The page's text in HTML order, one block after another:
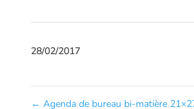
28/02/2017
← Agenda de bureau bi-matière